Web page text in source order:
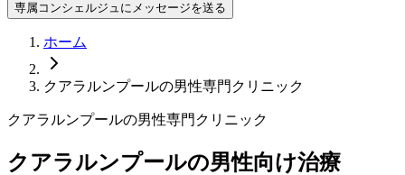
専属コンシェルジュにメッセージを送る
ホーム
クアラルンプールの男性専門クリニック
クアラルンプールの男性専門クリニック
クアラルンプールの男性向け治療